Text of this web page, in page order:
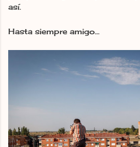
así.
Hasta siempre amigo...